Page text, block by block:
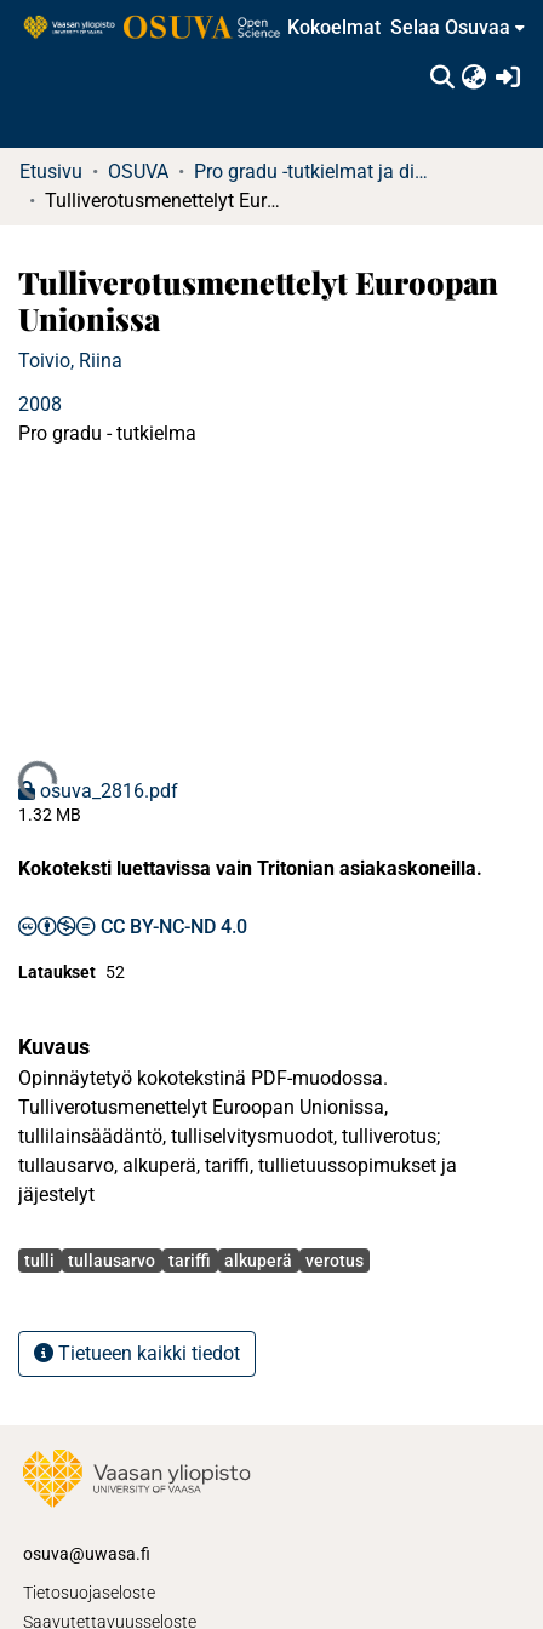
Kokoelmat Selaa Osuvaa
Etusivu OSUVA
Pro gradu -tutkielmat ja diplomityöt (rajattu saatavuus)
Tulliverotusmenettelyt Euroopan Unionissa
Tulliverotusmenettelyt Euroopan
Unionissa
Toivio, Riina
2008
Pro gradu - tutkielma
Ladataan...osuva_2816.pdf
1.32 MB
Kokoteksti luettavissa vain Tritonian asiakaskoneilla.
CC BY-NC-ND 4.0
Lataukset 52
Kuvaus
Opinnäytetyö kokotekstinä PDF-muodossa.
Tulliverotusmenettelyt Euroopan Unionissa,
tullilainsäädäntö, tulliselvitysmuodot, tulliverotus;
tullausarvo, alkuperä, tariffi, tullietuussopimukset ja
jäjestelyt
Avainsanat
tulli tullausarvo tariffi alkuperä verotus
Tietueen kaikki tiedot
osuva@uwasa.fi
Tietosuojaseloste
Saavutettavuusseloste